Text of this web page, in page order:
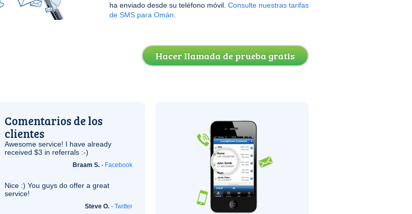
ha enviado desde su teléfono móvil. Consulte nuestras tarifas
de SMS para Omán
Hacer llamada de prueba gratis
Comentarios de los
clientes
Awesome service! I have already
received $3 in referrals :-)
Braam S. - Facebook
Nice :) You guys do offer a great
service!
Steve O. - Twitter